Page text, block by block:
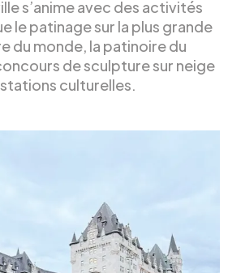
s’anime avec des activités
le patinage sur la plus grande
du monde, la patinoire du
de sculpture sur neige
culturelles.